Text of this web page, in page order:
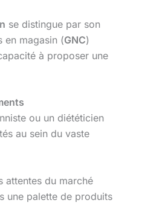
se distingue par son
en magasin (GNC)
à proposer une
ou un diététicien
au sein du vaste
attentes du marché
une palette de produits